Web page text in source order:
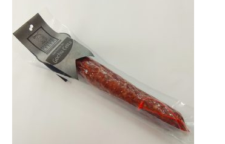
AÑADIR AL CARRITO
QUICK VIEW